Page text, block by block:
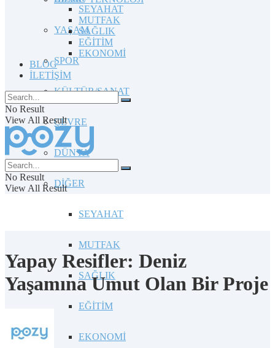
YAŞAM
SPOR
KÜLTÜR/SANAT
ÇEVRE
DÜNYA
DİĞER
SEYAHAT
MUTFAK
SAĞLIK
EĞİTİM
EKONOMİ
SEYAHAT
MUTFAK
SAĞLIK
EĞİTİM
EKONOMİ
BLOG
İLETİŞİM
No Result
View All Result
No Result
View All Result
Yapay Resifler: Deniz
Yaşamına Umut Olan Bir Proje